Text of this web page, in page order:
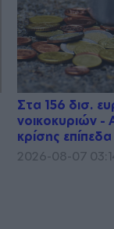
Στα 156 δισ.
νοικοκυριών -
κρίσης επίπεδα
2026-08-07